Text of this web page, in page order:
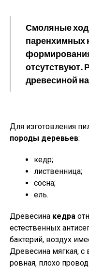
Смоляные
паренхимных
отсутствуют.
древесиной
Для изготовления
породы деревьев:
кедр;
лиственница;
сосна;
ель.
Древесина кедра
естественных
бактерий, воздух
Древесина мягкая, с
ровная, плохо